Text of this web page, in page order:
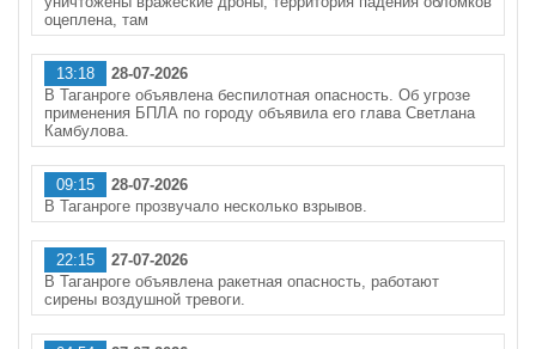
оцеплена, там
13:18
28-07-2026
В Таганроге объявлена беспилотная опасность. Об угрозе
применения БПЛА по городу объявила его глава Светлана
Камбулова.
09:15
28-07-2026
В Таганроге прозвучало несколько взрывов.
22:15
27-07-2026
В Таганроге объявлена ракетная опасность, работают
сирены воздушной тревоги.